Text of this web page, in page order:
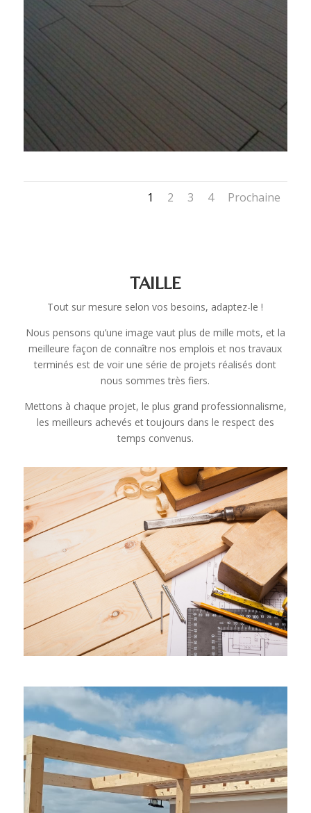
1 2 3 4 Prochaine
TAILLE
Tout sur mesure selon vos besoins, adaptez-le !
Nous pensons qu’une image vaut plus de mille mots, et la
meilleure façon de connaître nos emplois et nos travaux
terminés est de voir une série de projets réalisés dont
nous sommes très fiers.
Mettons à chaque projet, le plus grand professionnalisme,
les meilleurs achevés et toujours dans le respect des
temps convenus.